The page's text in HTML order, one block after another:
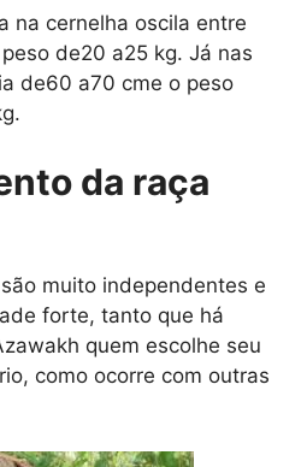
na cernelha oscila entre
de20 a25 kg. Já nas
de60 a70 cme o peso
da raça
muito independentes e
forte, tanto que há
quem escolhe seu
como ocorre com outras